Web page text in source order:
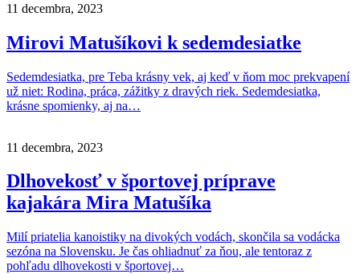
11 decembra, 2023
Mirovi Matušíkovi k sedemdesiatke
Sedemdesiatka, pre Teba krásny vek, aj keď v ňom moc prekvapení
už niet: Rodina, práca, zážitky z dravých riek. Sedemdesiatka,
krásne spomienky, aj na…
11 decembra, 2023
Dlhovekosť v športovej príprave
kajakára Mira Matušíka
Milí priatelia kanoistiky na divokých vodách, skončila sa vodácka
sezóna na Slovensku. Je čas ohliadnuť za ňou, ale tentoraz z
pohľadu dlhovekosti v športovej…